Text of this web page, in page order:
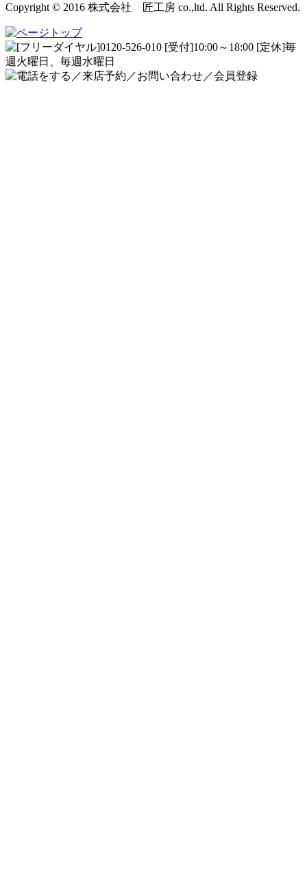
Copyright © 2016 株式会社 匠工房 co.,ltd. All Rights Reserved.